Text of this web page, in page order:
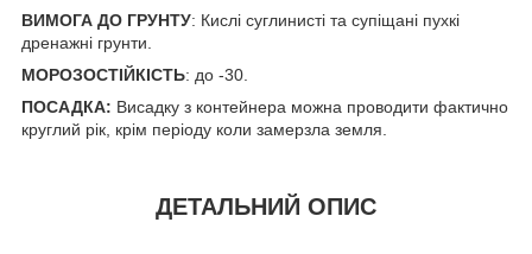
ВИМОГА ДО ГРУНТУ: Кислі суглинисті та супіщані пухкі
дренажні грунти.
МОРОЗОСТІЙКІСТЬ: до -30.
ПОСАДКА: Висадку з контейнера можна проводити фактично
круглий рік, крім періоду коли замерзла земля.
ДЕТАЛЬНИЙ ОПИС